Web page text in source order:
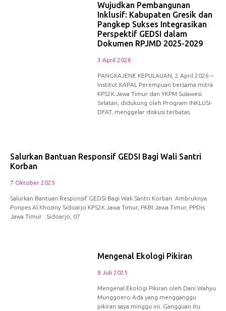
Wujudkan Pembangunan
Inklusif: Kabupaten Gresik dan
Pangkep Sukses Integrasikan
Perspektif GEDSI dalam
Dokumen RPJMD 2025-2029
3 April 2026
PANGKAJENE KEPULAUAN, 2 April 2026 –
Institut KAPAL Perempuan bersama mitra
KPS2K Jawa Timur dan YKPM Sulawesi
Selatan, didukung oleh Program INKLUSI-
DFAT, menggelar diskusi terbatas
Salurkan Bantuan Responsif GEDSI Bagi Wali Santri
Korban
7 Oktober 2025
Salurkan Bantuan Responsif GEDSI Bagi Wali Santri Korban Ambruknya
Ponpes Al Khoziny Sidoarjo KPS2K Jawa Timur, PKBI Jawa Timur, PPDis
Jawa Timur Sidoarjo, 07
Mengenal Ekologi Pikiran
8 Juli 2025
Mengenal Ekologi Pikiran oleh Dani Wahyu
Munggoero Ada yang mengganggu
pikiran saya minggu ini. Gangguan itu